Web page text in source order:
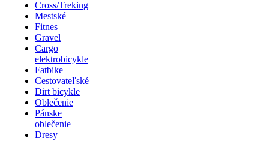
Cross/Treking
Mestské
Fitnes
Gravel
Cargo
elektrobicykle
Fatbike
Cestovateľské
Dirt bicykle
Oblečenie
Pánske
oblečenie
Dresy